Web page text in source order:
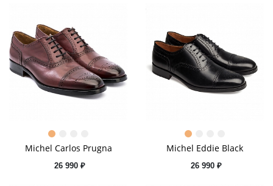
Michel Carlos Prugna
26 990 ₽
Michel Eddie Black
26 990 ₽